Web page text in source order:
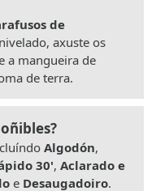
de
axuste os
a mangueira de
de terra.
Algodón,
30', Aclarado e
e Desaugadoiro.